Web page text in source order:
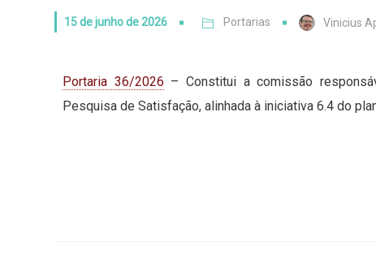
15 de junho de 2026 Portarias Vinicius
Portaria 36/2026 – Constitui a comissão
Pesquisa de Satisfação, alinhada à iniciativa 6.4 do